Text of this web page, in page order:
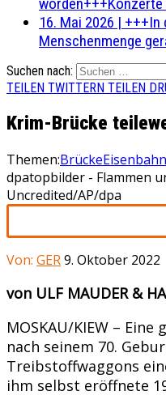
16. Mai 2026 | +++In
Menschenmenge
Suchen nach:
TEILEN TWITTERN TEILEN
Krim-Brücke
Themen:BrückeEisenbahn
dpatopbilder - Flammen
Uncredited/AP/dpa
Von: GER9. Oktober 2022
von ULF MAUDER &
MOSKAU/KIEW –
nach seinem 70.
Treibstoffwaggons
ihm selbst eröffnete